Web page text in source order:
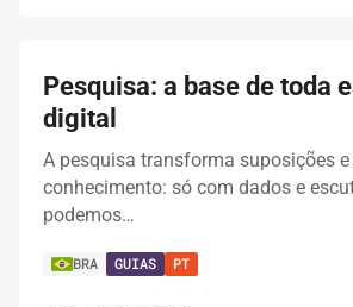
Pesquisa: a base de toda
digital
A pesquisa transforma suposições
conhecimento: só com dados e
podemos…
BRA GUIAS PT